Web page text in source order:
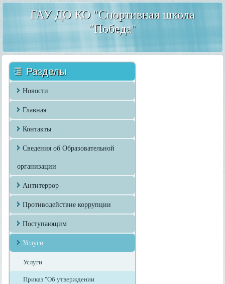
ГАУ ДО КО "Спортивная школа
"Победа"
Разделы
Новости
Главная
Контакты
Сведения об Образовательной
организации
Антитеррор
Противодействие коррупции
Поступающим
Услуги
Услуги
Приказ "Об утверждении